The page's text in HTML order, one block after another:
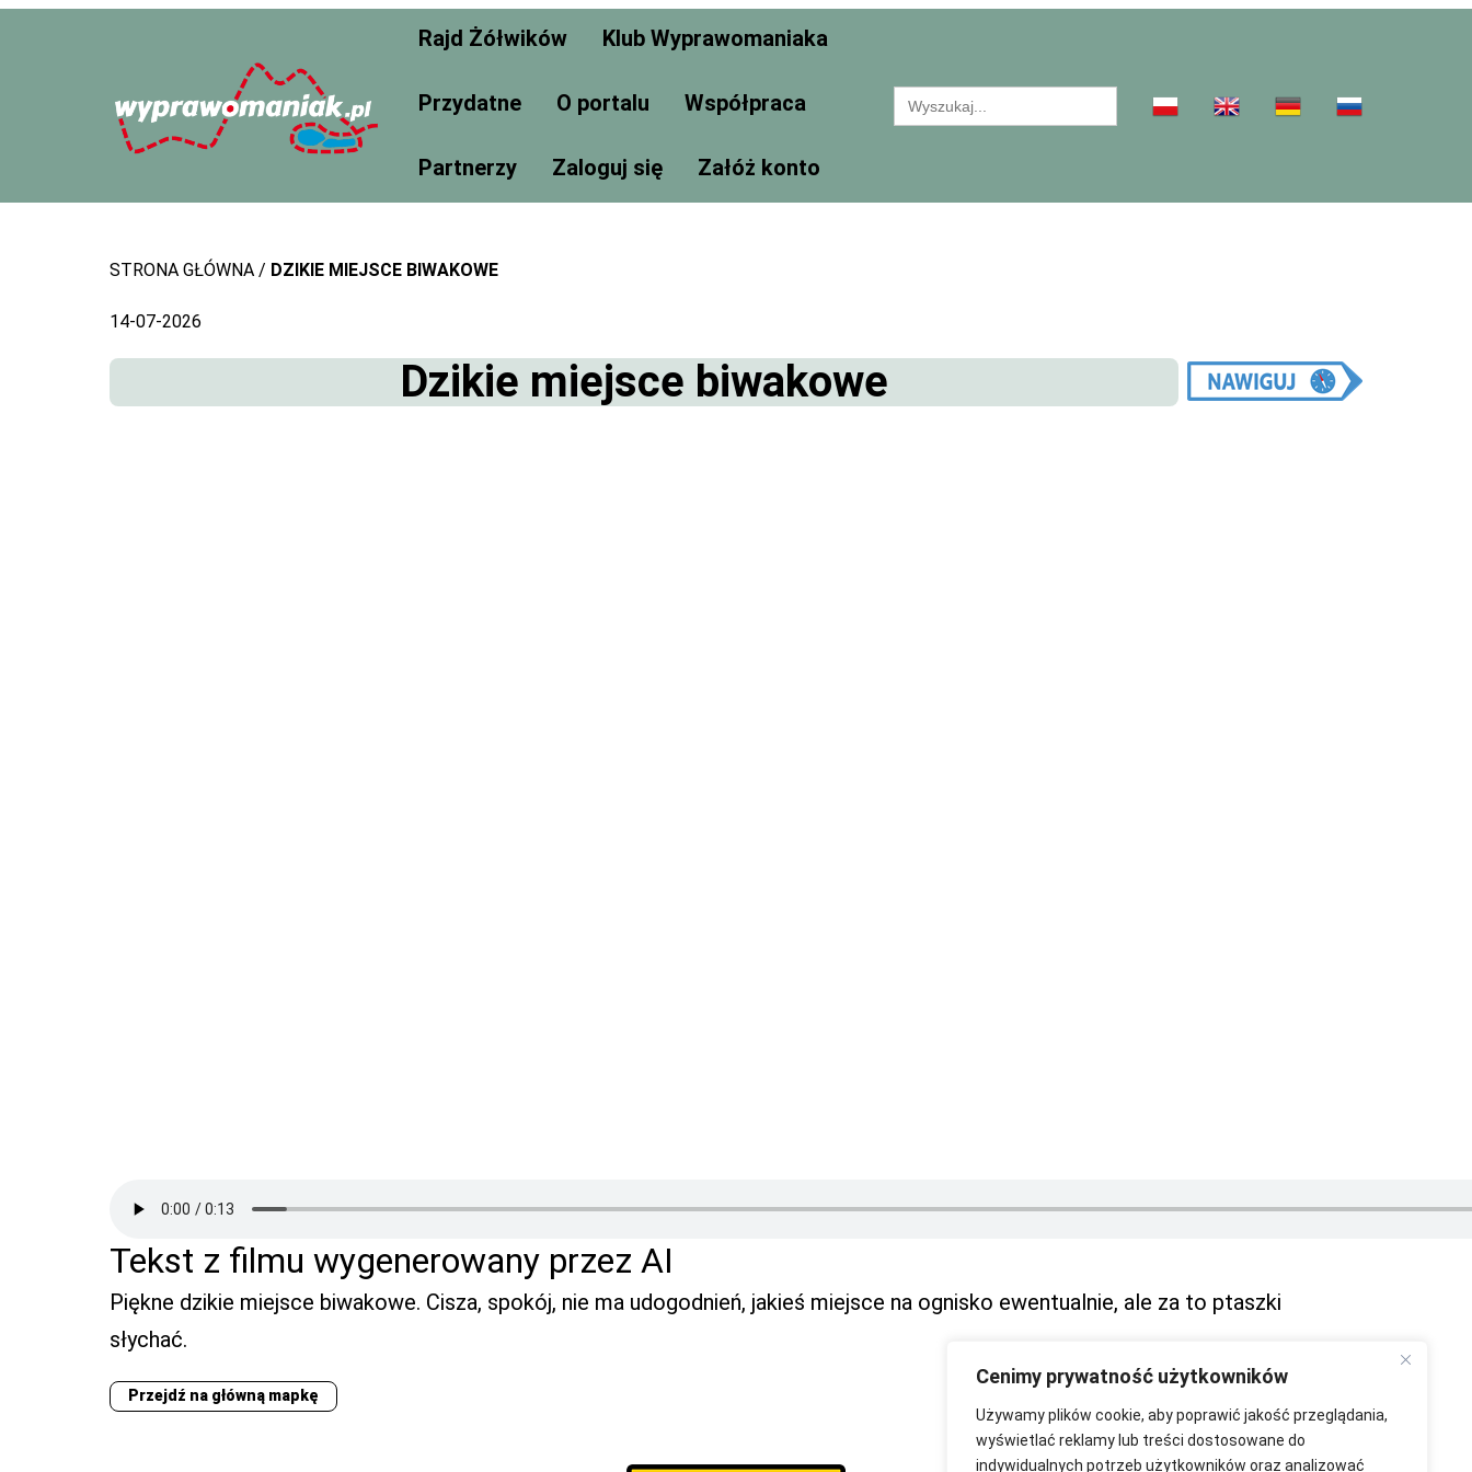
Cenimy prywatność użytkowników
Używamy plików cookie, aby poprawić jakość przeglądania,
wyświetlać reklamy lub treści dostosowane do
indywidualnych potrzeb użytkowników oraz analizować
Rajd Żółwików Klub Wyprawomaniaka
Przydatne O portalu Współpraca
Partnerzy Zaloguj się Załóż konto
Search
for:
STRONA GŁÓWNA DZIKIE MIEJSCE BIWAKOWE
14-07-2026
Dzikie miejsce biwakowe
Tekst z filmu wygenerowany przez AI
Piękne dzikie miejsce biwakowe. Cisza, spokój, nie ma udogodnień, jakieś miejsce na ognisko ewentualnie, ale za to ptaszki
słychać.
Przejdź na główną mapkę